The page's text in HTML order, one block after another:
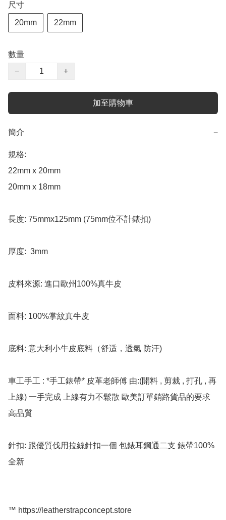
尺寸
20mm 22mm
數量
−
+
加至購物車
簡介 −
規格:
22mm x 20mm
20mm x 18mm
長度: 75mmx125mm (75mm位不計錶扣)
厚度:  3mm
皮料來源: 進口歐州100%真牛皮
面料: 100%掌紋真牛皮
底料: 意大利小牛皮底料（舒适，透氣 防汗)
車工手工 : *手工錶帶* 皮革老師傅 由:(開料 , 剪裁 , 打孔 , 再
上線) 一手完成 上線有力不鬆散 歐美訂單銷路貨品的要求
高品質
針扣: 跟優質伐用拉絲針扣一個 包錶耳鋼通二支 錶帶100%
全新
™️ https://leatherstrapconcept.store